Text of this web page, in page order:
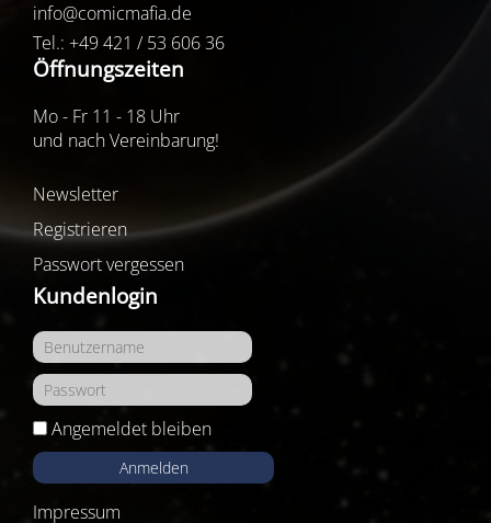
info@comicmafia.de
Tel.: +49 421 / 53 606 36
Öffnungszeiten
Mo - Fr 11 - 18 Uhr
und nach Vereinbarung!
Newsletter
Registrieren
Passwort vergessen
Kundenlogin
Angemeldet bleiben
Anmelden
Impressum